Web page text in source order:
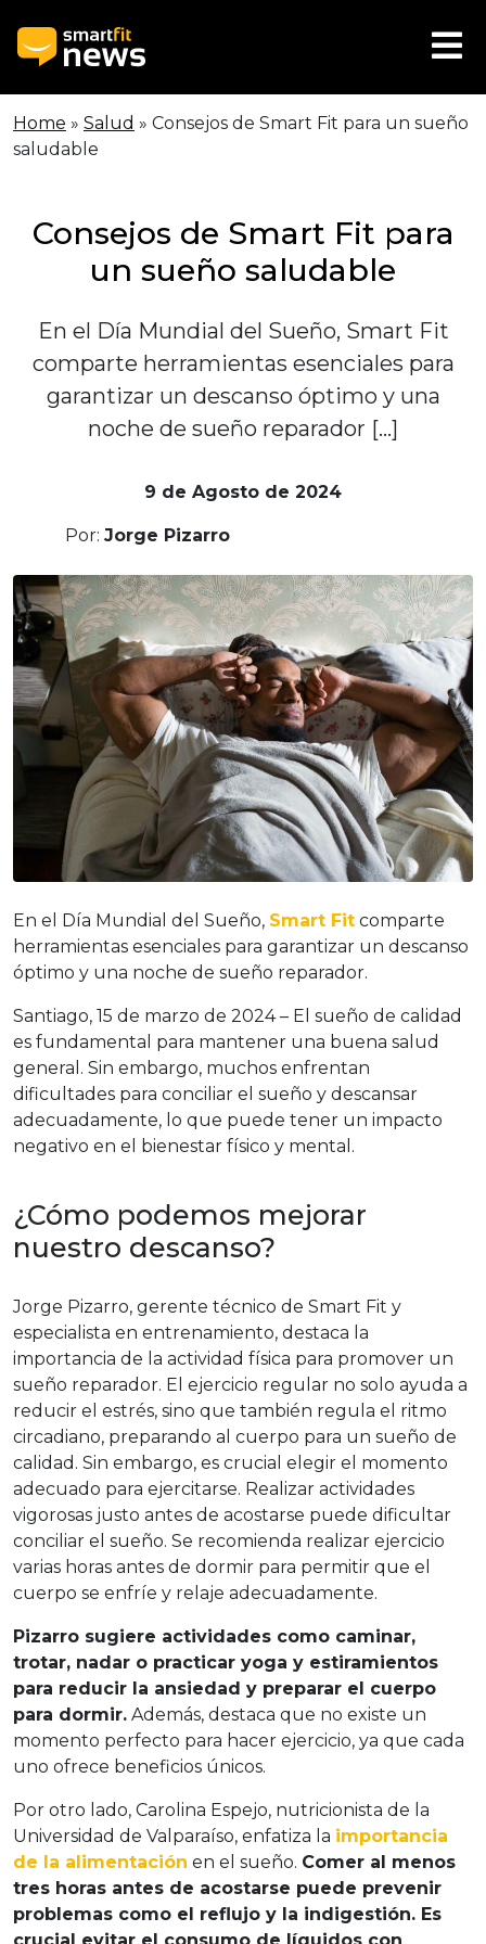
Home » Salud » Consejos de Smart Fit para un sueño
saludable
Consejos de Smart Fit para
un sueño saludable
En el Día Mundial del Sueño, Smart Fit
comparte herramientas esenciales para
garantizar un descanso óptimo y una
noche de sueño reparador […]
9 de Agosto de 2024
Por: Jorge Pizarro
En el Día Mundial del Sueño, Smart Fit comparte
herramientas esenciales para garantizar un descanso
óptimo y una noche de sueño reparador.
Santiago, 15 de marzo de 2024 – El sueño de calidad
es fundamental para mantener una buena salud
general. Sin embargo, muchos enfrentan
dificultades para conciliar el sueño y descansar
adecuadamente, lo que puede tener un impacto
negativo en el bienestar físico y mental.
¿Cómo podemos mejorar
nuestro descanso?
Jorge Pizarro, gerente técnico de Smart Fit y
especialista en entrenamiento, destaca la
importancia de la actividad física para promover un
sueño reparador. El ejercicio regular no solo ayuda a
reducir el estrés, sino que también regula el ritmo
circadiano, preparando al cuerpo para un sueño de
calidad. Sin embargo, es crucial elegir el momento
adecuado para ejercitarse. Realizar actividades
vigorosas justo antes de acostarse puede dificultar
conciliar el sueño. Se recomienda realizar ejercicio
varias horas antes de dormir para permitir que el
cuerpo se enfríe y relaje adecuadamente.
Pizarro sugiere actividades como caminar,
trotar, nadar o practicar yoga y estiramientos
para reducir la ansiedad y preparar el cuerpo
para dormir. Además, destaca que no existe un
momento perfecto para hacer ejercicio, ya que cada
uno ofrece beneficios únicos.
Por otro lado, Carolina Espejo, nutricionista de la
Universidad de Valparaíso, enfatiza la importancia
de la alimentación en el sueño. Comer al menos
tres horas antes de acostarse puede prevenir
problemas como el reflujo y la indigestión. Es
crucial evitar el consumo de líquidos con